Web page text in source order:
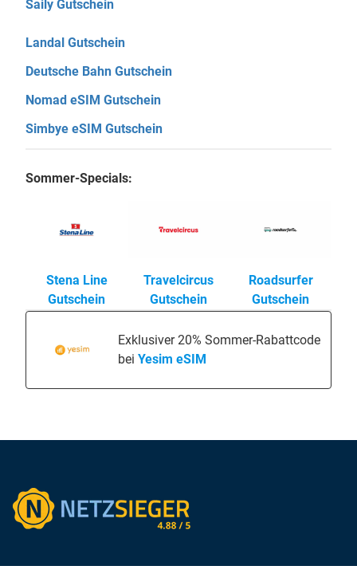
Saily Gutschein
Landal Gutschein
Deutsche Bahn Gutschein
Nomad eSIM Gutschein
Simbye eSIM Gutschein
Sommer-Specials:
Stena Line
Gutschein
Travelcircus
Gutschein
Roadsurfer
Gutschein
Exklusiver 20% Sommer-Rabattcode
bei Yesim eSIM